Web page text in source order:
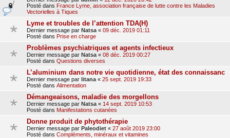
Posté dans France Lyme, association française de lutte contre les Maladies
Vectorielles à Tiques
Lyme et troubles de l’attention TDA(H)
Dernier message par Natsa « 09 déc. 2019 01:11
Posté dans Prise en charge
Problèmes psychiatriques et agents infectieux
Dernier message par Natsa « 08 déc. 2019 00:27
Posté dans Questions diverses
L’aluminium dans notre vie quotidienne, état des connaissanc
Dernier message par litana « 25 sept. 2019 19:33
Posté dans Alimentation
Démangeaisons, maladie des morgellons
Dernier message par Natsa « 14 sept. 2019 10:53
Posté dans Manifestations cutanées
Donne produit de phytothérapie
Dernier message par Paleodiet « 27 août 2019 23:00
Posté dans Compléments, minéraux et vitamines